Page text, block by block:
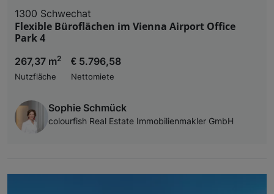
1300 Schwechat
Flexible Büroflächen im Vienna Airport Office
Park 4
267,37 m2
Nutzfläche
€ 5.796,58
Nettomiete
Sophie Schmück
colourfish Real Estate Immobilienmakler GmbH